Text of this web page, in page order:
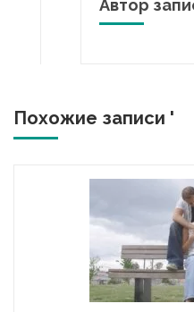
Автор
Похожие записи '